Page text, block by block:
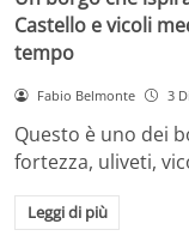
Castello e vicoli
tempo
Fabio Belmonte 3
Questo è uno dei
fortezza, uliveti,
Leggi di più